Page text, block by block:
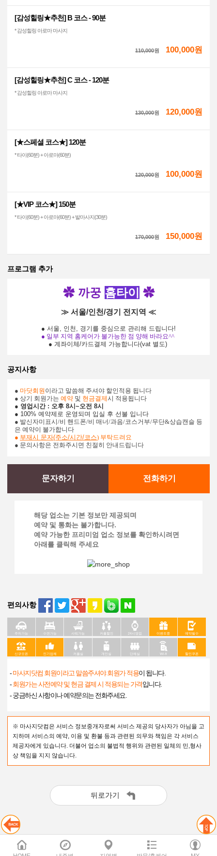
[감성힐링★추천] B 코스 - 90분
* 감성힐링 아로마 마사지
110,000원 100,000원
[감성힐링★추천] C 코스 - 120분
* 감성힐링 아로마 마사지
130,000원 120,000원
[★스페셜 코스★] 120분
* 타이(60분) + 아로마(60분)
120,000원 100,000원
[★VIP 코스★] 150분
* 타이(60분) + 아로마(60분) + 발마사지(30분)
170,000원 150,000원
프로그램 추가
✿까꿍 홈타이 ✿
≫ 서울/인천/경기 전지역 ≪
● 서울, 인천, 경기를 중심으로 관리해 드립니다!
● 일부 지역 홈케어가 불가능한 점 양해 바라요^^
● 계좌이체/카드결제 가능합니다(vat 별도)
공지사항
● 마닷회원 이라고 말씀해 주셔야 할인적용 됩니다
● 상기 회원가는 예약 및 현금결제시 적용됩니다
● 영업시간 : 오후 8시~오전 8시
● 100% 예약제로 운영되며 입실 후 선불 입니다
● 발신자미표시/비 핸드폰/비 매너/과음/코스거부/무단&상습캔슬 등
은 예약이 불가합니다
● 부재시 문자(주소/시간/코스) 부탁드려요
● 문의사항은 전화주시면 친절히 안내드립니다
문자하기 전화하기
해당 업소는 기본 정보만 제공되며
예약 및 통화는 불가합니다.
예약 가능한 프리미엄 업소 정보를 확인하시려면
아래를 클릭해 주세요
편의사항
주차가능 수면가능 샤워가능 커플할인 24시영업 이벤트중 예약필수
신규오픈 인기업체 커플실 개인실 단체실 Wi-fi 할인쿠폰
-마사지닷컴 회원이라고 말씀주셔야 회원가 적용이 됩니다.
-회원가는 사전예약 및 현금 결제 시 적용되는 가격입니다.
- 궁금하신 사항이나 예약문의는 전화주세요.
※ 마사지닷컴은 서비스 정보중개자로써 서비스 제공의 당사자가 아님을 고
지하며 서비스의 예약, 이용 및 환불 등과 관련된 의무와 책임은 각 서비스
제공자에게 있습니다. 더불어 업소의 불법적 행위와 관련된 일체의 민,형사
상 책임을 지지 않습니다.
뒤로가기